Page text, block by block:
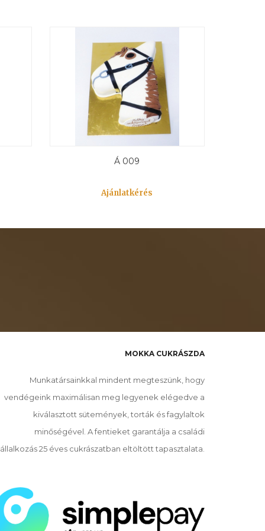
Á 009
Ajánlatkérés
MOKKA CUKRÁSZDA
Munkatársainkkal mindent megteszünk, hogy
vendégeink maximálisan meg legyenek elégedve a
kiválasztott sütemények, torták és fagylaltok
minőségével. A fentieket garantálja a családi
25 éves cukrászatban eltöltött tapasztalata.